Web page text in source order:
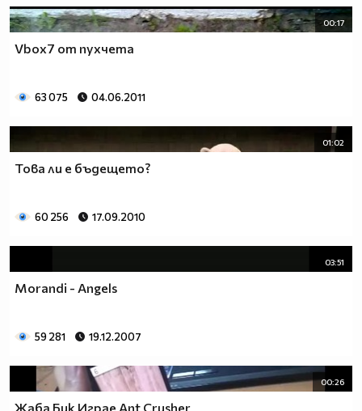
00:17
Vbox7 от пухчета
63 075 04.06.2011
01:02
Това ли е бъдещето?
60 256 17.09.2010
03:51
Morandi - Angels
59 281 19.12.2007
00:26
Жаба Бик Играе Ant Crusher